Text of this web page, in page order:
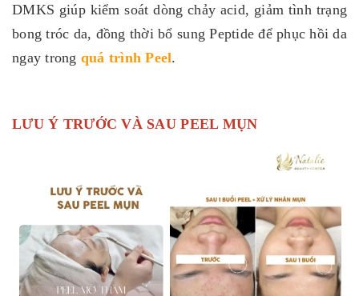
DMKS giúp kiểm soát dòng chảy acid, giảm tình trạng
bong tróc da, đồng thời bổ sung Peptide để phục hồi da
ngay trong quá trình Peel.
LƯU Ý TRƯỚC VÀ SAU PEEL MỤN